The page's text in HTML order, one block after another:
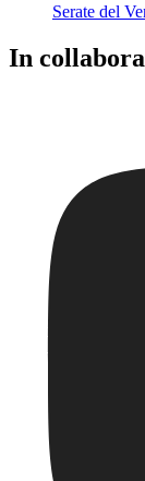
Serate del
In